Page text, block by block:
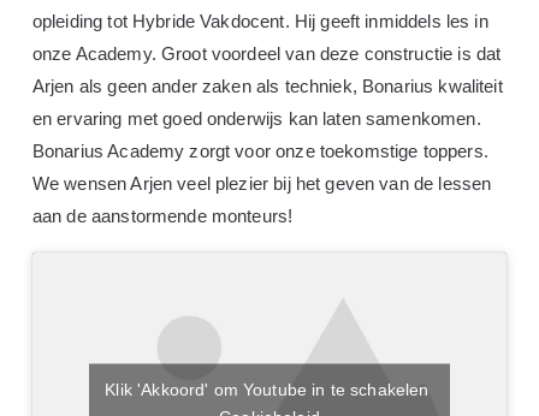
opleiding tot Hybride Vakdocent. Hij geeft inmiddels les in
onze Academy. Groot voordeel van deze constructie is dat
Arjen als geen ander zaken als techniek, Bonarius kwaliteit
en ervaring met goed onderwijs kan laten samenkomen.
Bonarius Academy zorgt voor onze toekomstige toppers.
We wensen Arjen veel plezier bij het geven van de lessen
aan de aanstormende monteurs!
Klik 'Akkoord' om Youtube in te schakelen